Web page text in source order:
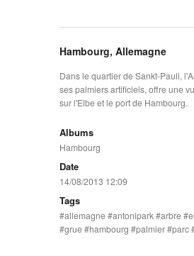
Hambourg, Allemagne
Dans le quartier de Sankt-Pauli,
ses palmiers artificiels, offre une
sur l'Elbe et le port de Hambourg.
Albums
Hambourg
Date
14/08/2013 12:09
Tags
allemagne antonipark arbre
grue
hambourg palmier parc